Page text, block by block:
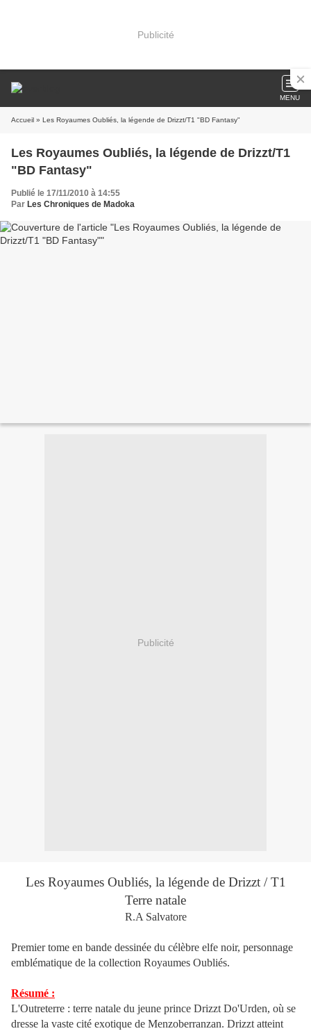
Publicité
MENU
Accueil » Les Royaumes Oubliés, la légende de Drizzt/T1 "BD Fantasy"
Les Royaumes Oubliés, la légende de Drizzt/T1
"BD Fantasy"
Publié le 17/11/2010 à 14:55
Par Les Chroniques de Madoka
Publicité
Les Royaumes Oubliés, la légende de Drizzt / T1
Terre natale
R.A Salvatore
Premier tome en bande dessinée du célèbre elfe noir, personnage
emblématique de la collection Royaumes Oubliés.
Résumé :
L'Outreterre : terre natale du jeune prince Drizzt Do'Urden, où se
dresse la vaste cité exotique de Menzoberranzan. Drizzt atteint